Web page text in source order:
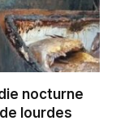
nocturne
lourdes